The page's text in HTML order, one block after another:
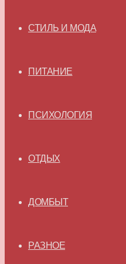
СТИЛЬ И МОДА
ПИТАНИЕ
ПСИХОЛОГИЯ
ОТДЫХ
ДОМБЫТ
РАЗНОЕ